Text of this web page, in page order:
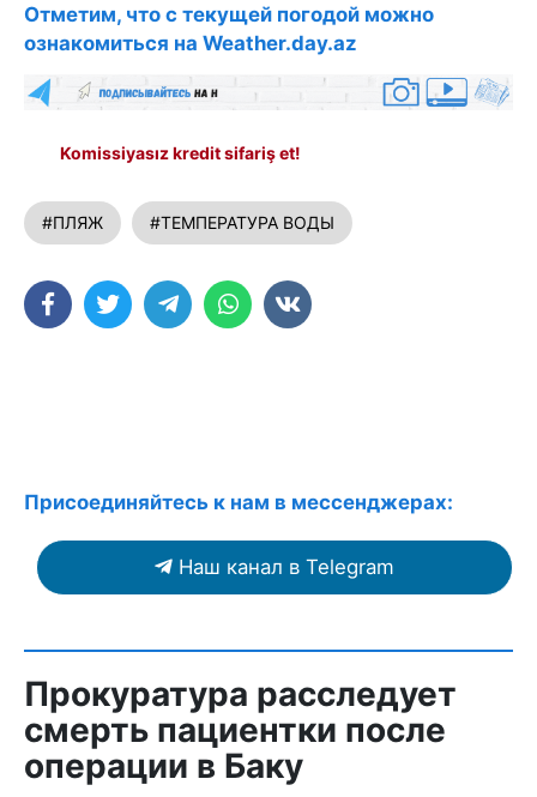
Отметим, что с текущей погодой можно
ознакомиться на Weather.day.az
Komissiyasız kredit sifariş et!
#ПЛЯЖ #ТЕМПЕРАТУРА ВОДЫ
Присоединяйтесь к нам в мессенджерах:
Наш канал в Telegram
Прокуратура расследует
смерть пациентки после
операции в Баку